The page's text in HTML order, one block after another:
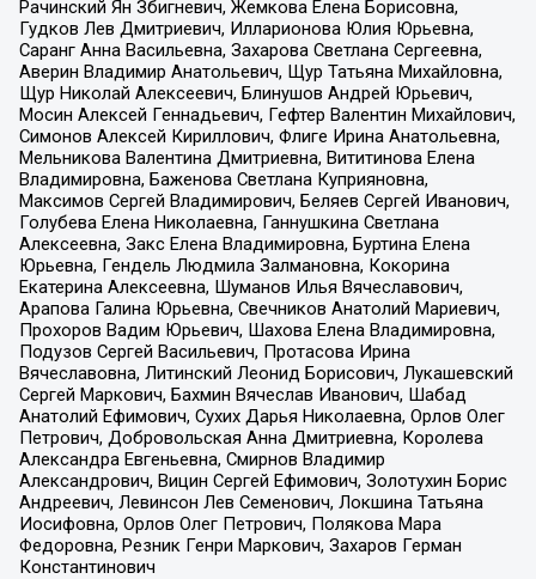
Рачинский Ян Збигневич, Жемкова Елена Борисовна,
Гудков Лев Дмитриевич, Илларионова Юлия Юрьевна,
Саранг Анна Васильевна, Захарова Светлана Сергеевна,
Аверин Владимир Анатольевич, Щур Татьяна Михайловна,
Щур Николай Алексеевич, Блинушов Андрей Юрьевич,
Мосин Алексей Геннадьевич, Гефтер Валентин Михайлович,
Симонов Алексей Кириллович, Флиге Ирина Анатольевна,
Мельникова Валентина Дмитриевна, Вититинова Елена
Владимировна, Баженова Светлана Куприяновна,
Максимов Сергей Владимирович, Беляев Сергей Иванович,
Голубева Елена Николаевна, Ганнушкина Светлана
Алексеевна, Закс Елена Владимировна, Буртина Елена
Юрьевна, Гендель Людмила Залмановна, Кокорина
Екатерина Алексеевна, Шуманов Илья Вячеславович,
Арапова Галина Юрьевна, Свечников Анатолий Мариевич,
Прохоров Вадим Юрьевич, Шахова Елена Владимировна,
Подузов Сергей Васильевич, Протасова Ирина
Вячеславовна, Литинский Леонид Борисович, Лукашевский
Сергей Маркович, Бахмин Вячеслав Иванович, Шабад
Анатолий Ефимович, Сухих Дарья Николаевна, Орлов Олег
Петрович, Добровольская Анна Дмитриевна, Королева
Александра Евгеньевна, Смирнов Владимир
Александрович, Вицин Сергей Ефимович, Золотухин Борис
Андреевич, Левинсон Лев Семенович, Локшина Татьяна
Иосифовна, Орлов Олег Петрович, Полякова Мара
Федоровна, Резник Генри Маркович, Захаров Герман
Константинович